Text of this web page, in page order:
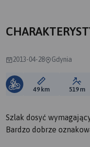
2013-04-28 Gdynia
Długość trasy:
49 km 519 m
Szlak dosyć
Bardzo dobrze